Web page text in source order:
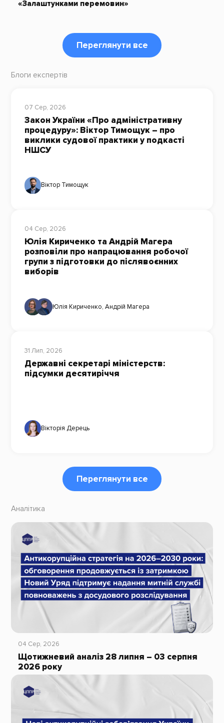
«Залаштунками перемовин»
Переглянути все
Блоги експертів
07 Сер, 2026
Закон України «Про адміністративну
процедуру»: Віктор Тимощук – про
виклики судової практики у подкасті
НШСУ
Віктор Тимощук
04 Сер, 2026
Юлія Кириченко та Андрій Магера
розповіли про напрацювання робочої
групи з підготовки до післявоєнних
виборів
Юлія Кириченко, Андрій Магера
31 Лип, 2026
Державні секретарі міністерств:
підсумки десятиріччя
Вікторія Дерець
Переглянути все
Аналітика
04 Сер, 2026
Щотижневий аналіз 28 липня – 03 серпня
2026 року